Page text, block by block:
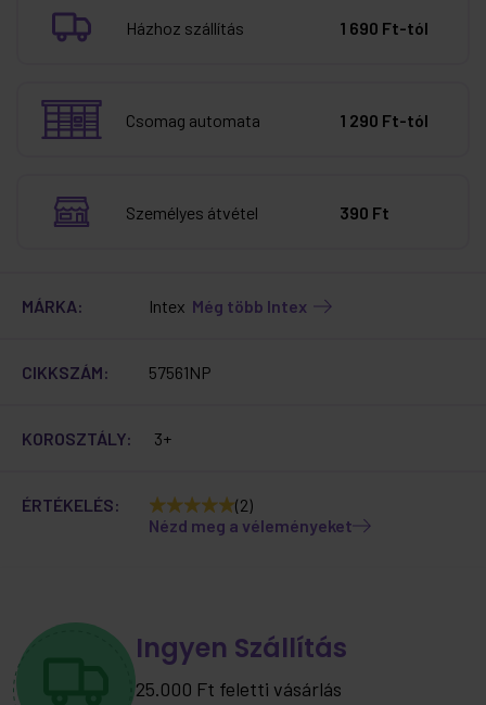
Házhoz szállítás 1 690 Ft-tól
Csomag automata 1 290 Ft-tól
Személyes átvétel 390 Ft
MÁRKA: Intex Még több Intex
CIKKSZÁM: 57561NP
KOROSZTÁLY: 3+
ÉRTÉKELÉS:
(2)
Nézd meg a véleményeket
Ingyen Szállítás
25.000 Ft feletti vásárlás